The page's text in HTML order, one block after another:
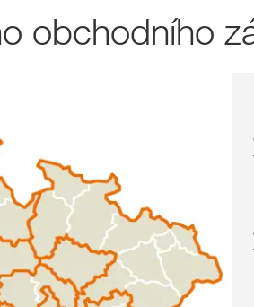
obchodního